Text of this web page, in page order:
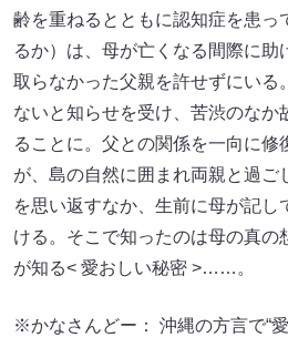
齢を重ねるとともに認知症を患っ
るか）は、母が亡くなる間際に助
取らなかった父親を許せずにいる
ないと知らせを受け、苦渋のなか
ることに。父との関係を一向に修
が、島の自然に囲まれ両親と過ご
を思い返すなか、生前に母が記し
ける。そこで知ったのは母の真の
が知る< 愛おしい秘密 >……。
※かなさんどー： 沖縄の方言で“